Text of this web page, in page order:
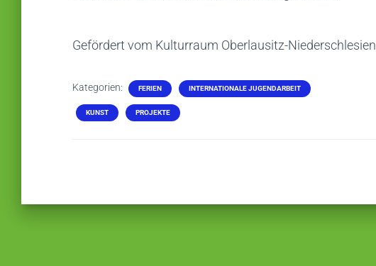
Gefördert vom Kulturraum Oberlausitz-Niederschlesien
Kategorien: FERIEN INTERNATIONALE JUGENDARBEIT
KUNST PROJEKTE